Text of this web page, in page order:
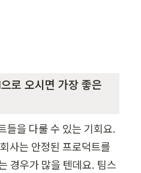
로 오시면 가장 좋은
을 다룰 수 있는 기회요.
사는 안정된 프로덕트를
경우가 많을 텐데요. 팀스